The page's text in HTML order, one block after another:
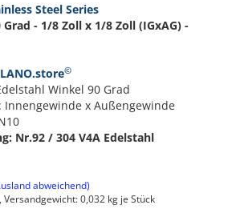
Steel Series
- 1/8 Zoll x 1/8 Zoll (IGxAG) -
©
Winkel 90 Grad
Innengewinde x Außengewinde
Nr.92 / 304 V4A Edelstahl
abweichend)
Versandgewicht:0,032 kg je Stück